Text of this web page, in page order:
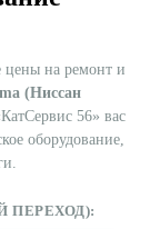
цены на ремонт и
(Ниссан
56» вас
оборудование,
ПЕРЕХОД):